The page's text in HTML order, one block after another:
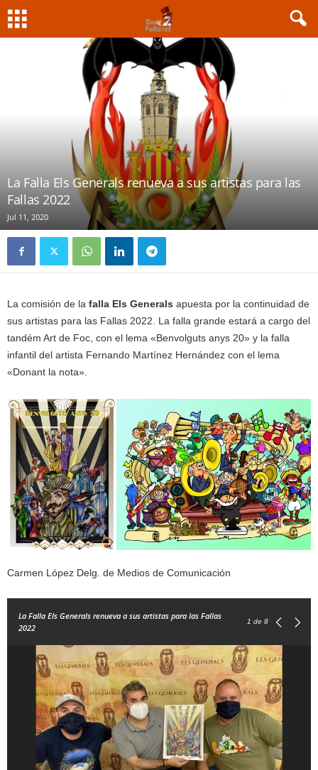
La Falla Els Generals renueva a sus artistas para las
Fallas 2022
Jul 11, 2020
La comisión de la falla Els Generals apuesta por la continuidad de
sus artistas para las Fallas 2022. La falla grande estará a cargo del
tandém Art de Foc, con el lema «Benvolguts anys 20» y la falla
infantil del artista Fernando Martínez Hernández con el lema
«Donant la nota».
Carmen López Delg. de Medios de Comunicación
La Falla Els Generals renueva a sus artistas para las Fallas
2022
1 de 8